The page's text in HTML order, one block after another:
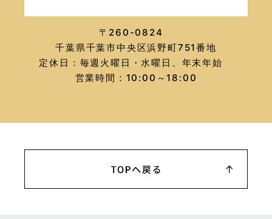
〒260-0824
千葉県千葉市中央区浜野町751番地
定休日：毎週火曜日・水曜日、年末年始
営業時間：10:00～18:00